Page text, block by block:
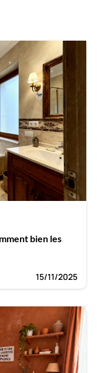
bien les
15/11/2025